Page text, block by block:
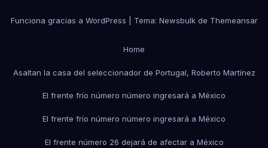
Funciona gracias a WordPress Tema: Newsbulkde Themeansar
Home
Asaltan la casa del seleccionador de Portugal, Roberto Martínez
El frente frío número número ingresará a México
El frente frío número número ingresará a México
El frente número 26 dejará de afectar a México